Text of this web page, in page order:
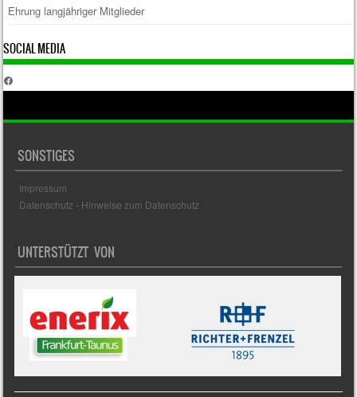
Ehrung langjähriger Mitglieder
SOCIAL MEDIA
Facebook
SONSTIGES
Impressum
Datenschutz - Hinweise zum Datenschutz
UNTERSTÜTZT VON